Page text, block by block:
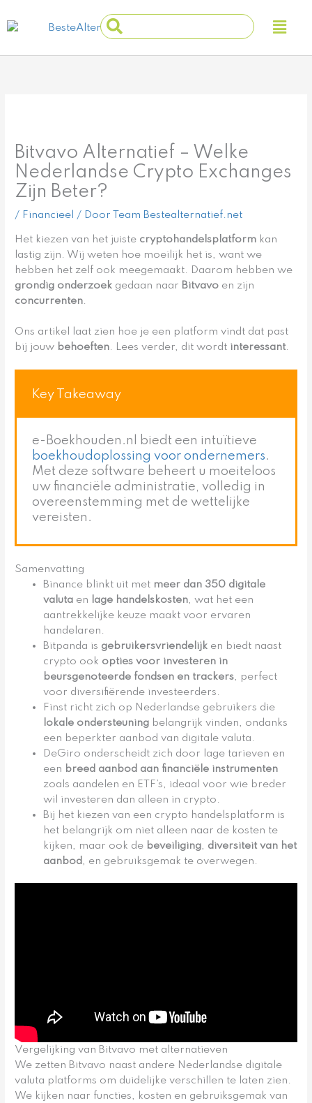
naar
inhoud
Main
Menu
Search
...
Bitvavo Alternatief – Welke
Nederlandse Crypto Exchanges
Zijn Beter?
/ Financieel / Door Team Bestealternatief.net
Het kiezen van het juiste cryptohandelsplatform kan
lastig zijn. Wij weten hoe moeilijk het is, want we
hebben het zelf ook meegemaakt. Daarom hebben we
grondig onderzoek gedaan naar Bitvavo en zijn
concurrenten.
Ons artikel laat zien hoe je een platform vindt dat past
bij jouw behoeften. Lees verder, dit wordt interessant.
Key Takeaway
e-Boekhouden.nl biedt een intuïtieve
boekhoudoplossing voor ondernemers.
Met deze software beheert u moeiteloos
uw financiële administratie, volledig in
overeenstemming met de wettelijke
vereisten.
Samenvatting
Binance blinkt uit met meer dan 350 digitale
valuta en lage handelskosten, wat het een
aantrekkelijke keuze maakt voor ervaren
handelaren.
Bitpanda is gebruikersvriendelijk en biedt naast
crypto ook opties voor investeren in
beursgenoteerde fondsen en trackers, perfect
voor diversifiërende investeerders.
Finst richt zich op Nederlandse gebruikers die
lokale ondersteuning belangrijk vinden, ondanks
een beperkter aanbod van digitale valuta.
DeGiro onderscheidt zich door lage tarieven en
een breed aanbod aan financiële instrumenten
zoals aandelen en ETF’s, ideaal voor wie breder
wil investeren dan alleen in crypto.
Bij het kiezen van een crypto handelsplatform is
het belangrijk om niet alleen naar de kosten te
kijken, maar ook de beveiliging, diversiteit van het
aanbod, en gebruiksgemak te overwegen.
Vergelijking van Bitvavo met alternatieven
We zetten Bitvavo naast andere Nederlandse digitale
valuta platforms om duidelijke verschillen te laten zien.
We kijken naar functies, kosten en gebruiksgemak van